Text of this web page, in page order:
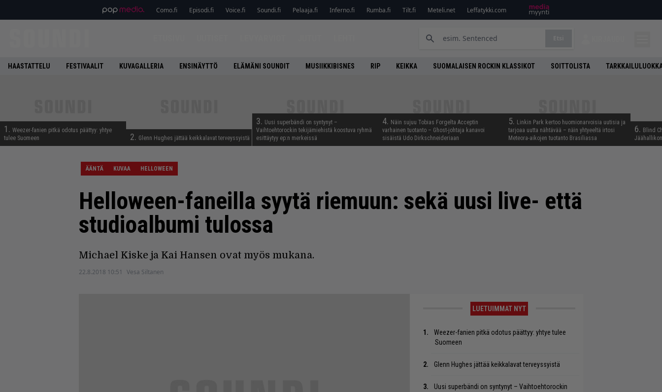
Como.fi Episodi.fi Voice.fi Soundi.fi Pelaaja.fi Inferno.fi Rumba.fi Tilt.fi Meteli.net Leffatykki.com
HAASTATTELU FESTIVAALIT KUVAGALLERIA ENSINÄYTTÖ ELÄMÄNI SOUNDIT MUSIIKKIBISNES RIP KEIKKA SUOMALAISEN ROCKIN KLASSIKOT SOITTOLISTA
1. Weezer-fanien pitkä odotus päättyy: yhtye
tulee Suomeen
2. Glenn Hughes jättää keikkalavat terveyssyistä
3. Uusi superbändi on syntynyt –
Vaihtoehtorockin tekijämiehistä koostuva ryhmä
esittäytyy ep:n merkeissä
4. Näin sujuu Tobias Forgelta Acceptin
varhainen tuotanto – Ghost-johtaja kanavoi
sisäistä Udo Dirkschneideriaan
5. Linkin Park kertoo huomionarvoisia uutisia ja
tarjoaa uutta nähtävää – näin yhtyeeltä irtosi
Meteora-aikojen tuotanto Brasiliassa
6. Blind
ÄÄNTÄ KUVAA HELLOWEEN
Helloween-faneilla syytä riemuun: sekä uusi live- että
studioalbumi tulossa
Michael Kiske ja Kai Hansen ovat myös mukana.
22.8.2018 10:51 Vesa Siltanen
LUETUIMMAT NYT
Weezer-fanien pitkä odotus päättyy: yhtye tulee
Suomeen
Glenn Hughes jättää keikkalavat terveyssyistä
Uusi superbändi on syntynyt – Vaihtoehtorockin